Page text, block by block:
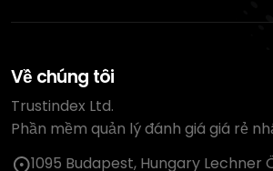
Về chúng tôi
Trustindex Ltd.
Phần mềm quản lý đánh giá giá rẻ
1095 Budapest, Hungary Lechner